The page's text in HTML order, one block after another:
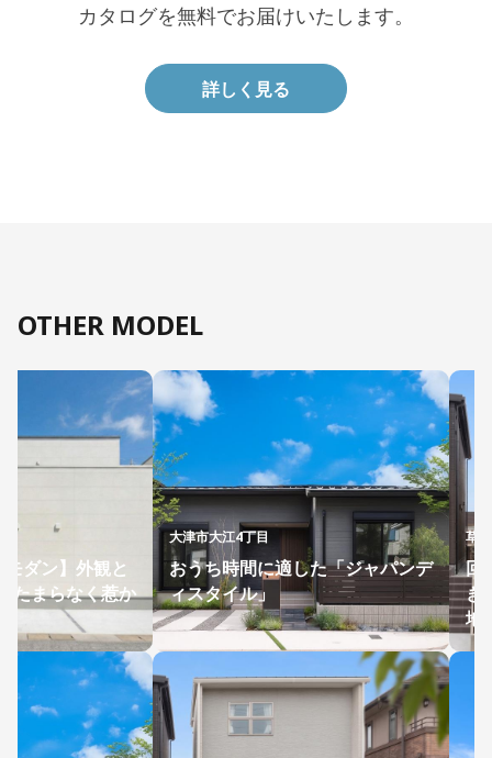
カタログを無料でお届けいたします。
詳しく見る
OTHER MODEL
ダン】外観と
たまらなく惹か
大津市大江4丁目
おうち時間に適した「ジャパンデ
ィスタイル」
草
回
き
地